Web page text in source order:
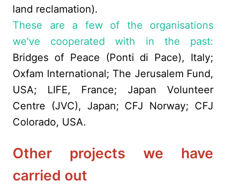
land reclamation).
These are a few of the organisations
we've cooperated with in the past:
Bridges of Peace (Ponti di Pace), Italy;
Oxfam International; The Jerusalem Fund,
USA; LIFE, France; Japan Volunteer
Centre (JVC), Japan; CFJ Norway; CFJ
Colorado, USA.
Other projects we have
carried out